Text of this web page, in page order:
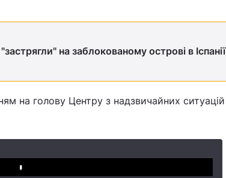
на заблокованому острові в Іспанії
на голову Центру з надзвичайних ситуацій
Play